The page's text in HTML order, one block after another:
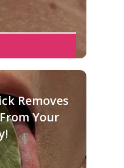
Removes
Your